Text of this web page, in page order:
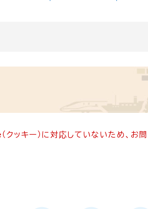
ッキー）に対応していないため、お